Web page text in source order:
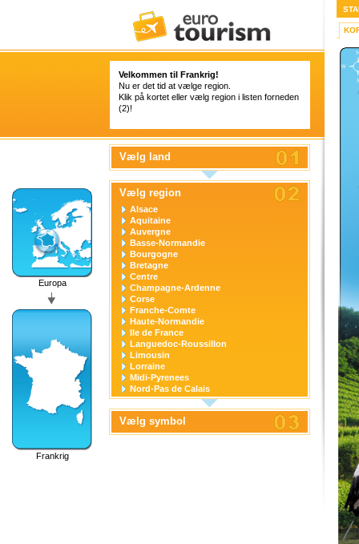
Velkommen til Frankrig!
Nu er det tid at vælge region.
Klik på kortet eller vælg region i listen forneden
(2)!
Europa
Frankrig
Vælg land
Vælg region
Alsace
Aquitaine
Auvergne
Basse-Normandie
Bourgogne
Bretagne
Centre
Champagne-Ardenne
Corse
Franche-Comte
Haute-Normandie
Ile de France
Languedoc-Roussillon
Limousin
Lorraine
Midi-Pyrenees
Nord-Pas de Calais
Pays de la Loire
Picardie
Poitou-Charentes
Provence-Alpes-Cote D'azur
Vælg symbol